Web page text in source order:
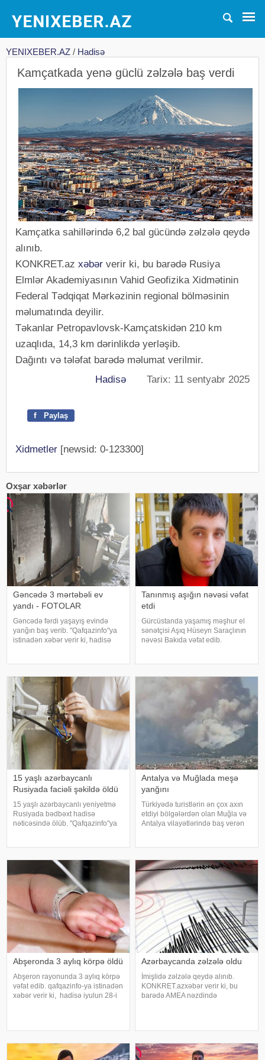
YENIXEBER.AZ / Hadisə
Kamçatkada yenə güclü zəlzələ baş verdi
Kamçatka sahillərində 6,2 bal gücündə zəlzələ qeydə
alınıb.
KONKRET.az xəbər verir ki, bu barədə Rusiya
Elmlər Akademiyasının Vahid Geofizika Xidmətinin
Federal Tədqiqat Mərkəzinin regional bölməsinin
məlumatında deyilir.
Təkanlar Petropavlovsk-Kamçatskidən 210 km
uzaqlıda, 14,3 km dərinlikdə yerləşib.
Dağıntı və tələfat barədə məlumat verilmir.
Hadisə Tarix: 11 sentyabr 2025
f Paylaş
Xidmetler [newsid: 0-123300]
Oxşar xəbərlər
Gəncədə 3 mərtəbəli ev
yandı - FOTOLAR
Gəncədə fərdi yaşayış evində
yanğın baş verib. "Qafqazinfo"ya
istinadən xəbər verir ki, hadisə
Yanğının söndürülməsi üçün
əraziy
Tanınmış aşığın nəvəsi vəfat
etdi
Gürcüstanda yaşamış məşhur el
sənətçisi Aşıq Hüseyn Saraçlının
nəvəsi Bakıda vəfat edib.
dünyasını dəyişib. Bu gün onu
15 yaşlı azərbaycanlı
Rusiyada faciəli şəkildə öldü
15 yaşlı azərbaycanlı yeniyetmə
Rusiyada bədbəxt hadisə
nəticəsində ölüb. "Qafqazinfo"ya
əslən Zaqatalanın Əliabad
Antalya və Muğlada meşə
yanğını
Türkiyədə turistlərin ən çox axın
etdiyi bölgələrdən olan Muğla və
Antalya vilayətlərində baş verən
yerləşən əkin sahəsində başlayan
yanğı
Abşeronda 3 aylıq körpə öldü
Abşeron rayonunda 3 aylıq körpə
vəfat edib. qafqazinfo-ya istinadən
xəbər verir ki, hadisə iyulun 28-i
Səccad Axundov evdə asfiksiyada
Azərbaycanda zəlzələ oldu
İmişlidə zəlzələ qeydə alınıb.
KONKRET.azxəbər verir ki, bu
barədə AMEA nəzdində
olunub ki, 21:53-də qeydə alınan
yeraltı təkanın maqnitudas